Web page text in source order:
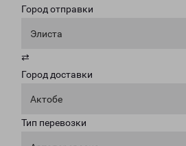
Город отправки
Элиста
⇄
Город доставки
Актобе
Тип перевозки